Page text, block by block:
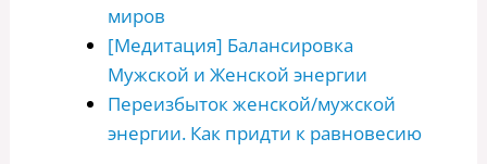
миров
[Медитация] Балансировка
Мужской и Женской энергии
Переизбыток женской/мужской
энергии. Как придти к равновесию